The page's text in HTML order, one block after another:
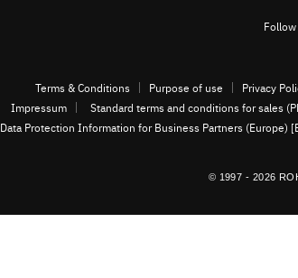
Follow
Terms & Conditions Purpose of use Privacy
Impressum
Standard terms and conditions for sales
Data Protection Information for Business Partners (Europe)
© 1997 - 2026